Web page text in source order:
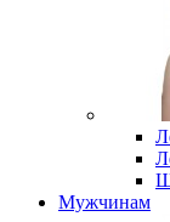
Мужчинам